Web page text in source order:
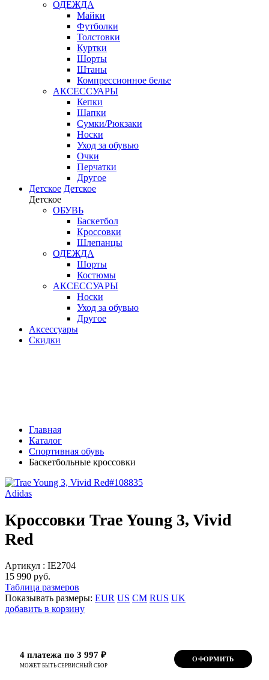
ОДЕЖДА
Майки
Футболки
Толстовки
Куртки
Шорты
Штаны
Компрессионное белье
АКСЕССУАРЫ
Кепки
Шапки
Сумки/Рюкзаки
Носки
Уход за обувью
Очки
Перчатки
Другое
Детское Детское
Детское
ОБУВЬ
Баскетбол
Кроссовки
Шлепанцы
ОДЕЖДА
Шорты
Костюмы
АКСЕССУАРЫ
Носки
Уход за обувью
Другое
Аксессуары
Скидки
Главная
Каталог
Спортивная обувь
Баскетбольные кроссовки
Adidas
Кроссовки Trae Young 3, Vivid
Red
Артикул : IE2704
15 990 руб.
Таблица размеров
Показывать размеры: EUR US CM RUS UK
добавить в корзину
4 платежа по 3 997 ₽
МОЖЕТ БЫТЬ СЕРВИСНЫЙ СБОР
ОФОРМИТЬ